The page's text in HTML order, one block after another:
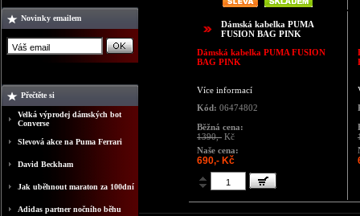
Novinky emailem
Přečtěte si
Velká výprodej dámských bot
Converse
Slevová akce na Puma Ferrari
David Beckham
Jak uběhnout maraton za 100dní
Adidas partner nočního běhu
Dámská kabelka PUMA
FUSION BAG PINK
Dámská kabelka PUMA FUSION
BAG PINK
Více informací
Kód: 06474802
Běžná cena:
1390,- Kč
Naše cena:
690,- Kč